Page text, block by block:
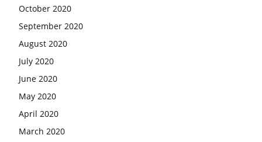
October 2020
September 2020
August 2020
July 2020
June 2020
May 2020
April 2020
March 2020